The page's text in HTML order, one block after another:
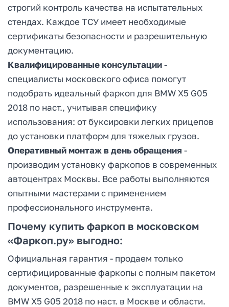
строгий контроль качества на испытательных
стендах. Каждое ТСУ имеет необходимые
сертификаты безопасности и разрешительную
документацию.
Квалифицированные консультации-
специалисты московского офиса помогут
подобрать идеальный фаркоп для BMW X5 G05
2018 по наст., учитывая специфику
использования: от буксировки легких прицепов
до установки платформ для тяжелых грузов.
Оперативный монтаж в день обращения -
производим установку фаркопов в современных
автоцентрах Москвы. Все работы выполняются
опытными мастерами с применением
профессионального инструмента.
Почему купить фаркоп в московском
«Фаркоп.ру» выгодно:
Официальная гарантия - продаем только
сертифицированные фаркопы с полным пакетом
документов, разрешенные к эксплуатации на
BMW X5 G05 2018 по наст. в Москве и области.